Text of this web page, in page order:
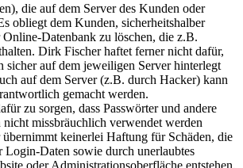
die auf dem Server des Kunden oder
obliegt dem Kunden, sicherheitshalber
Online-Datenbank zu löschen, die z.B.
Dirk Fischer haftet ferner nicht dafür,
sicher auf dem jeweiligen Server hinterlegt
auf dem Server (z.B. durch Hacker) kann
gemacht werden.
zu sorgen, dass Passwörter und andere
missbräuchlich verwendet werden
keinerlei Haftung für Schäden, die
Login-Daten sowie durch unerlaubtes
oder Administrationsoberfläche entstehen.